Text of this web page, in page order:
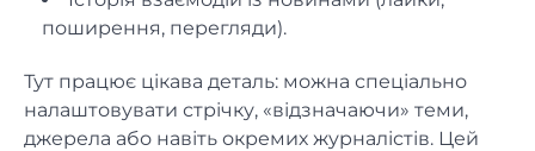
поширення, перегляди).
Тут працює цікава деталь: можна спеціально
налаштовувати стрічку, «відзначаючи» теми,
джерела або навіть окремих журналістів. Цей